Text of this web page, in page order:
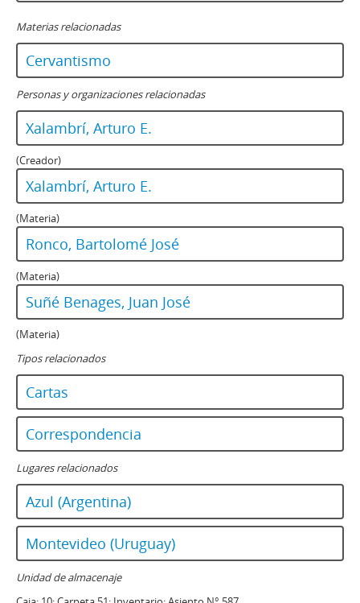
Materias relacionadas
Cervantismo
Personas y organizaciones relacionadas
Xalambrí, Arturo E.
(Creador)
Xalambrí, Arturo E.
(Materia)
Ronco, Bartolomé José
(Materia)
Suñé Benages, Juan José
(Materia)
Tipos relacionados
Cartas
Correspondencia
Lugares relacionados
Azul (Argentina)
Montevideo (Uruguay)
Unidad de almacenaje